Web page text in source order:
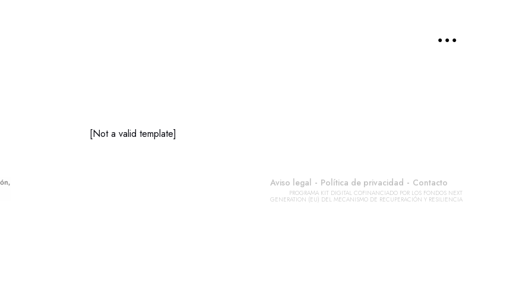
● ● ●
[Not a valid template]
Aviso legal - Política de privacidad - Contacto
PROGRAMA KIT DIGITAL COFINANCIADO POR LOS FONDOS NEXT
GENERATION (EU) DEL MECANISMO DE RECUPERACIÓN Y RESILIENCIA